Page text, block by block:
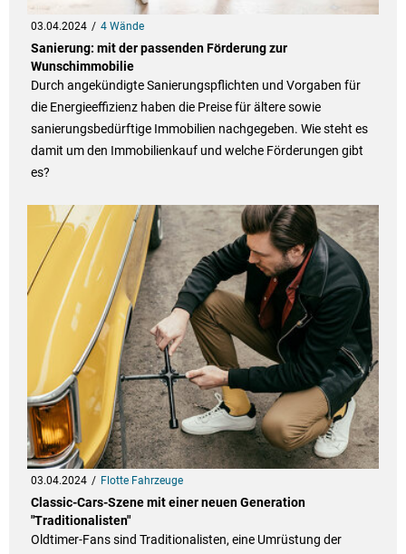
03.04.2024 4 Wände
Sanierung: mit der passenden Förderung zur
Wunschimmobilie
Durch angekündigte Sanierungspflichten und Vorgaben für
die Energieeffizienz haben die Preise für ältere sowie
sanierungsbedürftige Immobilien nachgegeben. Wie steht es
damit um den Immobilienkauf und welche Förderungen gibt
es?
03.04.2024 Flotte Fahrzeuge
Classic-Cars-Szene mit einer neuen Generation
"Traditionalisten"
Oldtimer-Fans sind Traditionalisten, eine Umrüstung der